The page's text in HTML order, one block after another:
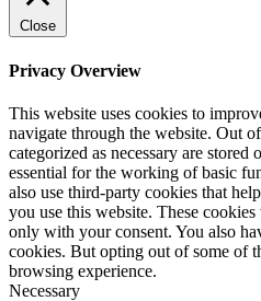
Close
Privacy Overview
This website uses cookies to
navigate through the website. Out
categorized as necessary are stored
essential for the working of basic
also use third-party cookies that
you use this website. These
only with your consent. You also
cookies. But opting out of some of
browsing experience.
Necessary